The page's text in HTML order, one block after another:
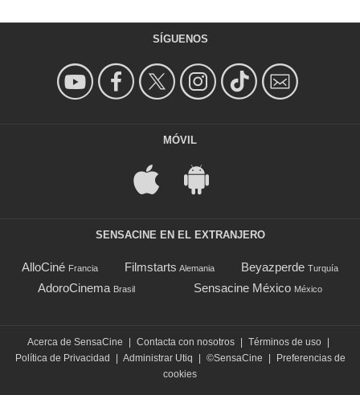
SÍGUENOS
MÓVIL
SENSACINE EN EL EXTRANJERO
AlloCiné Francia Filmstarts Alemania Beyazperde Turquía
AdoroCinema Brasil Sensacine México México
Acerca de SensaCine | Contacta con nosotros | Términos de uso |
Política de Privacidad
| Administrar Utiq | ©SensaCine |
Preferencias de
cookies